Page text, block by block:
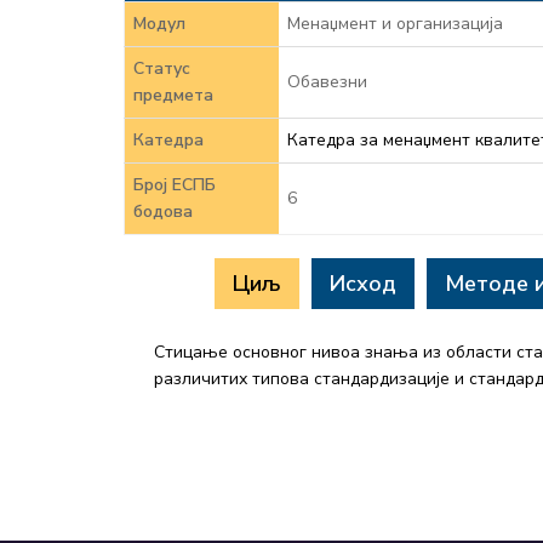
Модул
Менаџмент и организација
Статус
предмета
Обавезни
Катедра
Катедра за менаџмент
Број ЕСПБ
бодова
6
Циљ Исход Методе
Стицање основног нивоа знања из области
различитих типова стандардизације и